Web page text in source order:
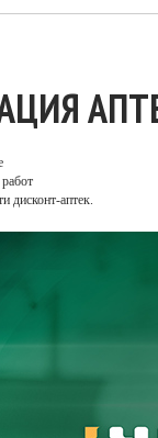
дисконт-аптек.